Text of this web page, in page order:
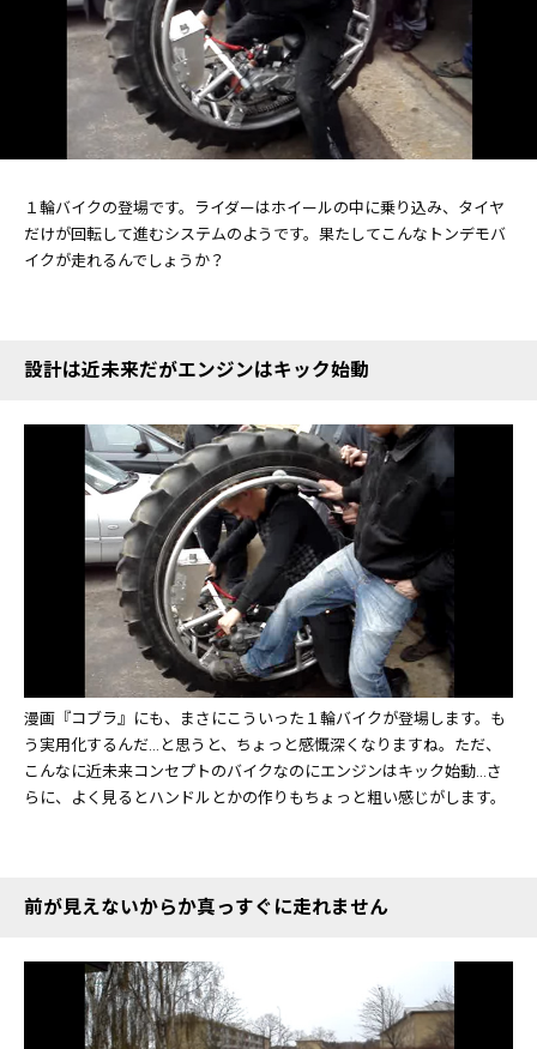
１輪バイクの登場です。ライダーはホイールの中に乗り込み、タイヤ
だけが回転して進むシステムのようです。果たしてこんなトンデモバ
イクが走れるんでしょうか？
設計は近未来だがエンジンはキック始動
漫画『コブラ』にも、まさにこういった１輪バイクが登場します。も
う実用化するんだ…と思うと、ちょっと感慨深くなりますね。ただ、
こんなに近未来コンセプトのバイクなのにエンジンはキック始動…さ
らに、よく見るとハンドルとかの作りもちょっと粗い感じがします。
前が見えないからか真っすぐに走れません